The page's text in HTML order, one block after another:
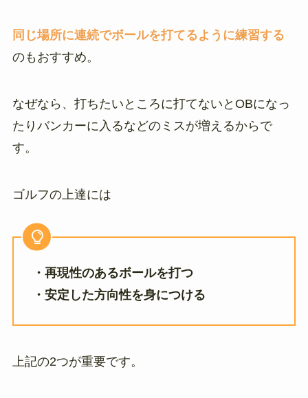
同じ場所に連続でボールを打てるように練習する
のもおすすめ。
なぜなら、打ちたいところに打てないとOBになっ
たりバンカーに入るなどのミスが増えるからで
す。
ゴルフの上達には
・再現性のあるボールを打つ
・安定した方向性を身につける
上記の2つが重要です。